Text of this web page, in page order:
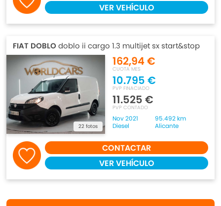
VER VEHÍCULO
FIAT DOBLOdoblo ii cargo 1.3 multijet sx start&stop
22 fotos
162,94 €
CUOTA MES
10.795 €
PVP FINACIADO
11.525 €
PVP CONTADO
Nov 2021
95.492 km
Diesel
Alicante
CONTACTAR
VER VEHÍCULO